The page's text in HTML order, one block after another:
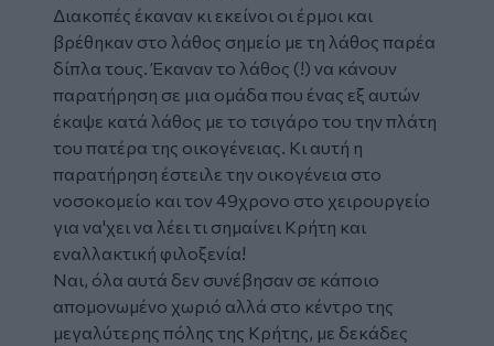
Διακοπές έκαναν κι εκείνοι οι έρμοι και
βρέθηκαν στο λάθος σημείο με τη λάθος παρέα
δίπλα τους. Έκαναν το λάθος (!) να κάνουν
παρατήρηση σε μια ομάδα που ένας εξ αυτών
έκαψε κατά λάθος με το τσιγάρο του την πλάτη
του πατέρα της οικογένειας. Κι αυτή η
παρατήρηση έστειλε την οικογένεια στο
νοσοκομείο και τον 49χρονο στο χειρουργείο
για να'χει να λέει τι σημαίνει Κρήτη και
εναλλακτική φιλοξενία!
Ναι, όλα αυτά δεν συνέβησαν σε κάποιο
απομονωμένο χωριό αλλά στο κέντρο της
μεγαλύτερης πόλης της Κρήτης, με δεκάδες